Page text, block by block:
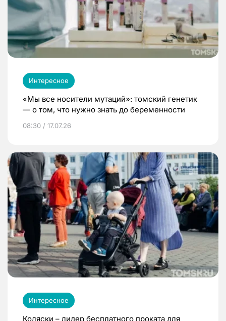
Интересное
«Мы все носители мутаций»: томский генетик
— о том, что нужно знать до беременности
08:30 / 17.07.26
Интересное
Коляски – лидер бесплатного проката для